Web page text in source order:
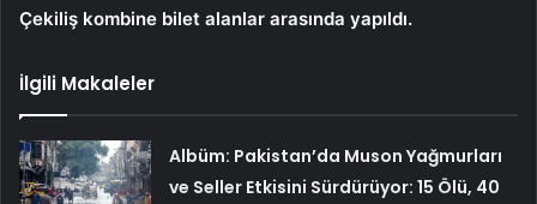
Çekiliş kombine bilet alanlar arasında yapıldı.
İlgili Makaleler
Albüm: Pakistan’da Muson Yağmurları
ve Seller Etkisini Sürdürüyor: 15 Ölü, 40